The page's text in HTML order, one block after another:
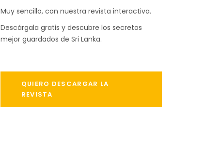
Muy sencillo, con nuestra revista interactiva.
Descárgala gratis y descubre los secretos
mejor guardados de Sri Lanka.
QUIERO DESCARGAR LA
REVISTA